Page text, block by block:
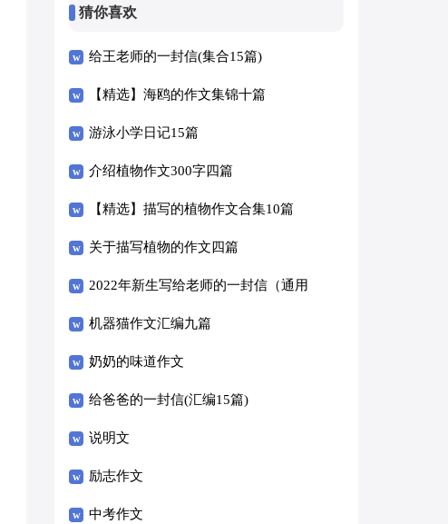
猜你喜欢
给王老师的一封信(集合15篇)
【精选】海鸥的作文集锦十篇
游泳小学日记15篇
介绍植物作文300字四篇
【精选】描写的植物作文合集10篇
关于描写植物的作文四篇
2022年新生写给老师的一封信（通用
8篇）
机器猫作文汇编九篇
奶奶的味道作文
给爸爸的一封信(汇编15篇)
说明文
励志作文
中考作文